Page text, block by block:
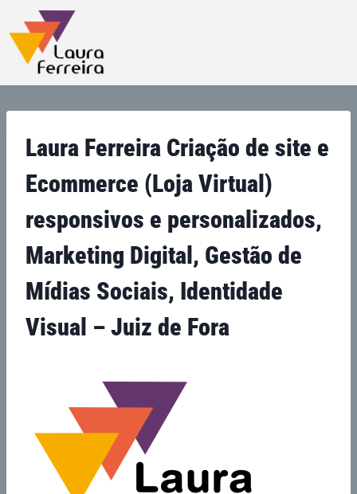
Laura Ferreira Criação de site e
Ecommerce (Loja Virtual)
responsivos e personalizados,
Marketing Digital, Gestão de
Mídias Sociais, Identidade
Visual – Juiz de Fora